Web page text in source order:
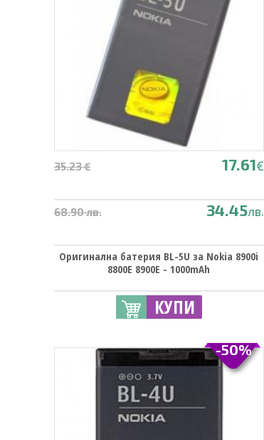
35.23 € 17.61€
68.90 лв. 34.45лв.
Оригинална батерия BL-5U за Nokia 8900i
8800E 8900E - 1000mAh
КУПИ
-50%